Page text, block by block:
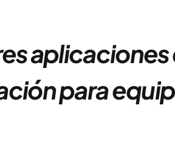
aplicaciones
para